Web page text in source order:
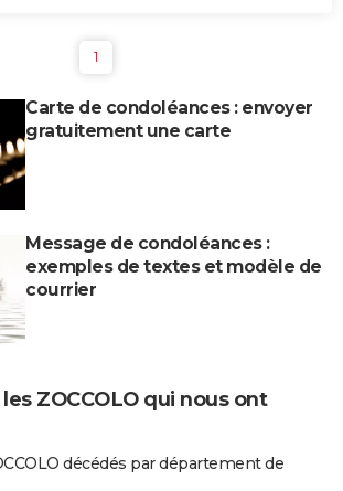
1
Carte de condoléances : envoyer
gratuitement une carte
Message de condoléances :
exemples de textes et modèle de
courrier
ZOCCOLO qui nous ont
décédés par département de